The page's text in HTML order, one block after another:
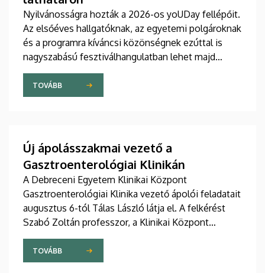
Nyilvánosságra hozták a 2026-os yoUDay fellépőit.
Az elsőéves hallgatóknak, az egyetemi polgároknak
és a programra kíváncsi közönségnek ezúttal is
nagyszabású fesztiválhangulatban lehet majd
része, grandiózus tanévnyitó stadionshow-n
vehetnek részt szeptember közepén.
TOVÁBB
Új ápolásszakmai vezető a
Gasztroenterológiai Klinikán
A Debreceni Egyetem Klinikai Központ
Gasztroenterológiai Klinika vezető ápolói feladatait
augusztus 6-tól Tálas László látja el. A felkérést
Szabó Zoltán professzor, a Klinikai Központ
elnöke, valamint Szőllősi Anna ápolási és
szakdolgozói igazgató adta át pénteken
ünnepélyes keretek között az Elnöki Hivatalban.
TOVÁBB